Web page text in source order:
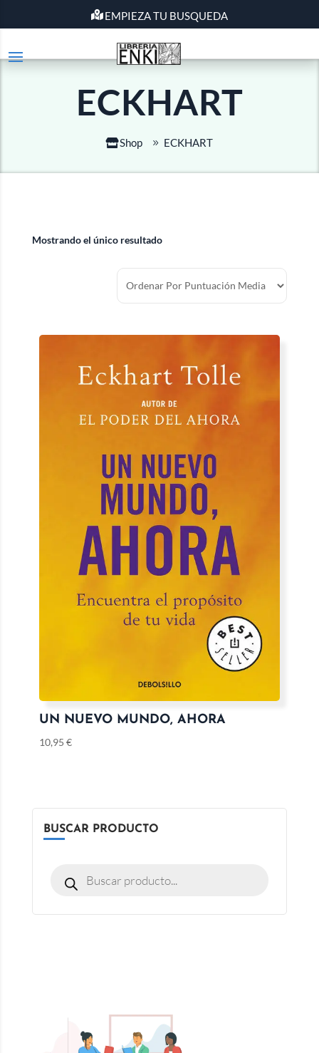
EMPIEZA TU BUSQUEDA
ECKHART
Shop ECKHART
Mostrando el único resultado
UN NUEVO MUNDO, AHORA
10,95 €
BUSCAR PRODUCTO